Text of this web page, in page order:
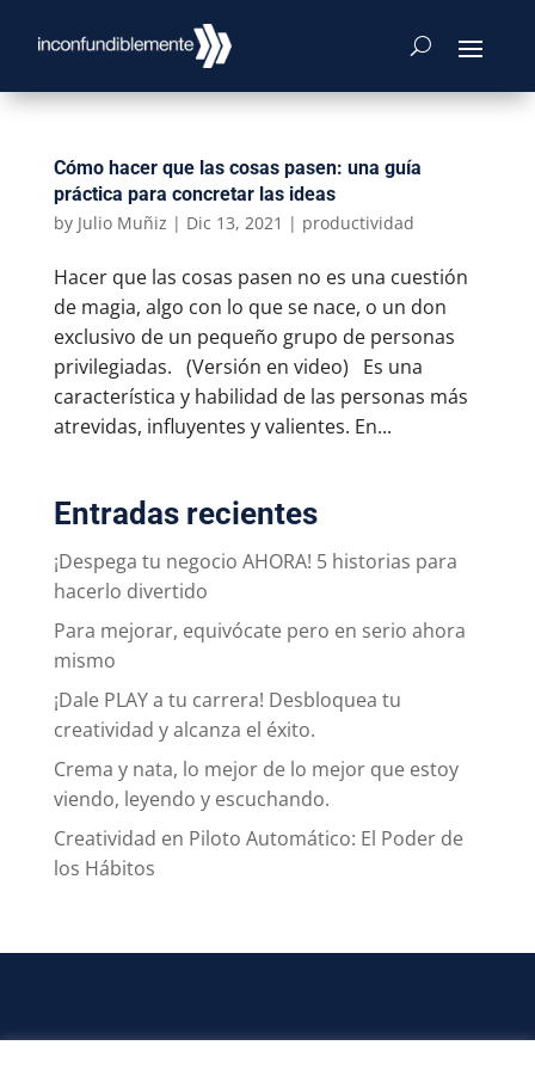
Cómo hacer que las cosas pasen: una guía
práctica para concretar las ideas
by Julio Muñiz | Dic 13, 2021 | productividad
Hacer que las cosas pasen no es una cuestión
de magia, algo con lo que se nace, o un don
exclusivo de un pequeño grupo de personas
privilegiadas. (Versión en video) Es una
característica y habilidad de las personas más
atrevidas, influyentes y valientes. En...
Entradas recientes
¡Despega tu negocio AHORA! 5 historias para
hacerlo divertido
Para mejorar, equivócate pero en serio ahora
mismo
¡Dale PLAY a tu carrera! Desbloquea tu
creatividad y alcanza el éxito.
Crema y nata, lo mejor de lo mejor que estoy
viendo, leyendo y escuchando.
Creatividad en Piloto Automático: El Poder de
los Hábitos